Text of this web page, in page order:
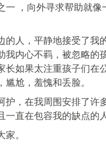
一 ，向外寻求帮助就像
的人，平静地接受了我
我内心不羁，被忽略的
长如果太注重孩子们在
尬，羞愧和丢脸。
护，在我周围安排了许
直在包容我的缺点的人
。